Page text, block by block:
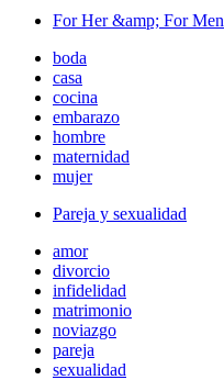
For Her &amp; For Men
boda
casa
cocina
embarazo
hombre
maternidad
mujer
Pareja y sexualidad
amor
divorcio
infidelidad
matrimonio
noviazgo
pareja
sexualidad